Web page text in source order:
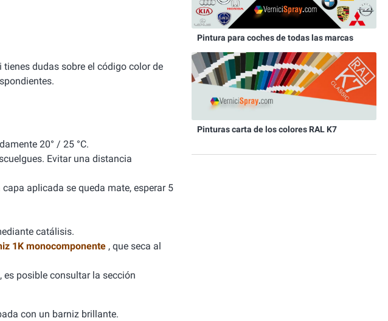
dudas sobre el código color de
20° / 25 °C.
Evitar una distancia
aplicada se queda mate, esperar 5
catálisis.
1K monocomponente , que seca al
posible consultar la sección
con un barniz brillante.
Pintura para coches de todas las marcas
Pinturas carta de los colores RAL K7